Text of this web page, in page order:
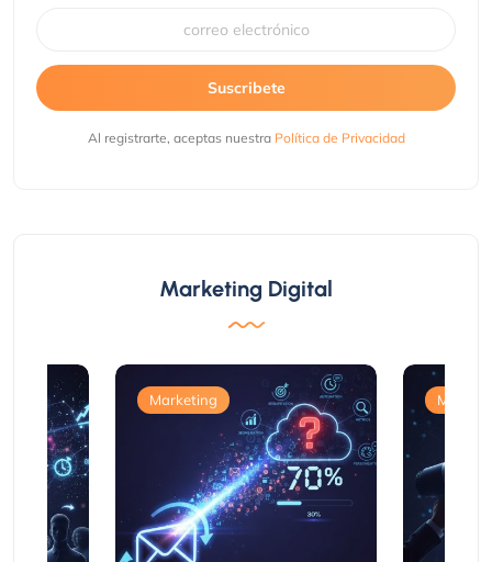
Suscribete
Al registrarte, aceptas nuestra Política de Privacidad
Marketing Digital
Marketing